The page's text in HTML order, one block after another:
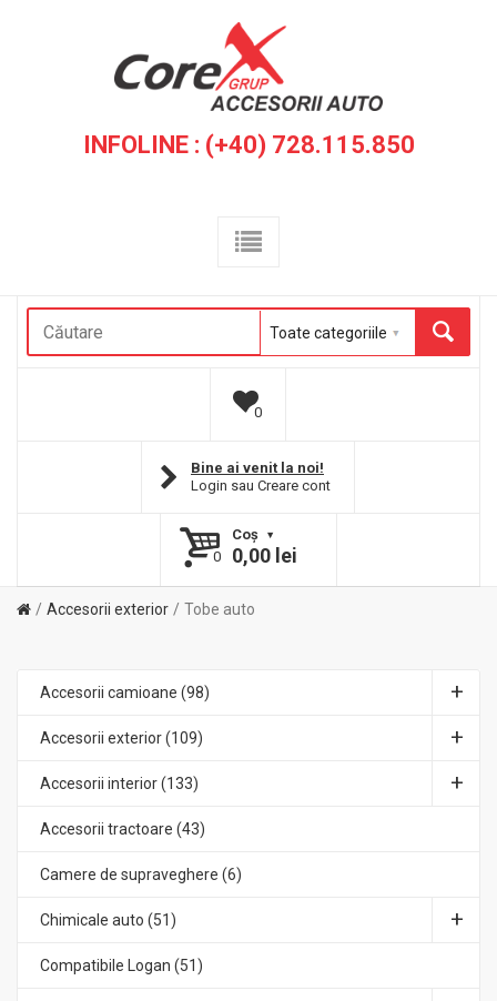
INFOLINE : (+40) 728.115.850
0
Bine ai venit la noi!
Login sau Creare cont
Coş
0
0,00 lei
Accesorii exterior Tobe auto
Accesorii camioane (98)
Accesorii exterior (109)
Accesorii interior (133)
Accesorii tractoare (43)
Camere de supraveghere (6)
Chimicale auto (51)
Compatibile Logan (51)